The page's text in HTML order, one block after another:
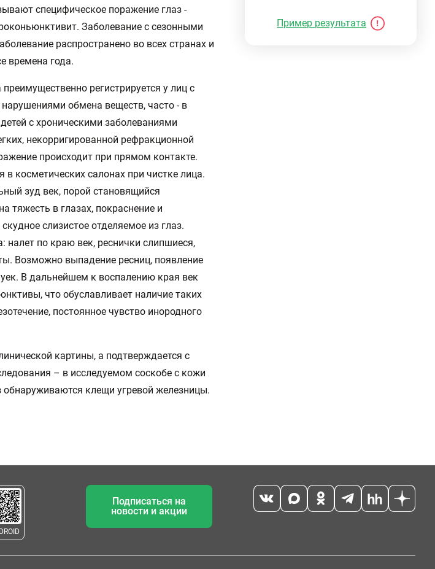
специфическое поражение глаз -
Заболевание с сезонными
распространено во всех странах и
времена года.
регистрируется у лиц с
обмена веществ, часто - в
с хроническими заболеваниями
некорригированной рефракционной
происходит при прямом контакте.
косметических салонах при чистке лица.
зуд век, порой становящийся
тяжесть в глазах, покраснение и
слизистое отделяемое из глаз.
налет по краю век, реснички слипшиеся,
Возможно выпадение ресниц, появление
В дальнейшем к воспалению края век
что обуславливает наличие таких
постоянное чувство инородного
картины, а подтверждается с
– в исследуемом соскобе с кожи
обнаруживаются клещи угревой железницы.
Пример результата
Подписаться на
новости и акции